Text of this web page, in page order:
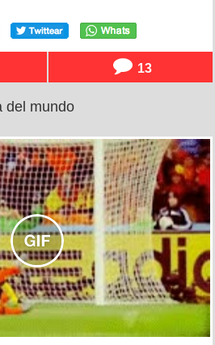
13
del mundo